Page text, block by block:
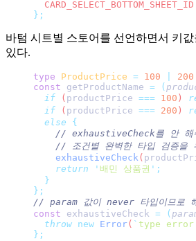
  CARD_SELECT_BOTTOM_SHEET_ID
};
바텀 시트별 스토어를 선언하면서 키
있다.
type ProductPrice = 100 200
const getProductName = (
  if
( productPrice === 100 )
  if
( productPrice === 200 )
  else
{
// exhaustiveCheck를 안 해
// 조건별 완벽한 타입 검증을
    exhaustiveCheck
(
    return
' 배민 상품권 ' ;
  }
};
// param 값이 never 타입이므로
const exhaustiveCheck = (
  throw
new Error( ` type
};